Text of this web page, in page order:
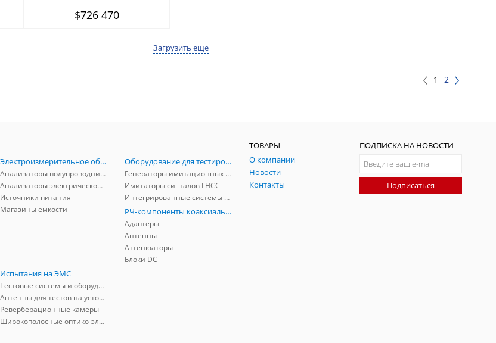
$726 470
Загрузить еще
1 2
Электроизмерительное оборудование
Анализаторы полупроводников
Анализаторы электрической мощности
Источники питания
Магазины емкости
Оборудование для тестирования и симуляции ГНСС
Генераторы имитационных и заградительных помех
Имитаторы сигналов ГНСС
Интегрированные системы защиты от ГНСС-помех
РЧ-компоненты коаксиальные
Адаптеры
Антенны
Аттенюаторы
Блоки DC
Испытания на ЭМС
Тестовые системы и оборудование
Антенны для тестов на устойчивость к ЭМП
Реверберационные камеры
Широкополосные оптико-электрические линии
ТОВАРЫ
О компании
Новости
Контакты
ПОДПИСКА НА НОВОСТИ
Подписаться